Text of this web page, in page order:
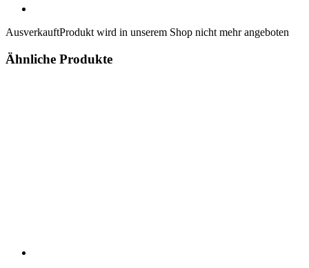
AusverkauftProdukt wird in unserem Shop nicht mehr angeboten
Ähnliche Produkte